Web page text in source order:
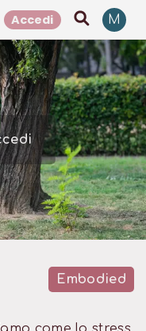
Accedi M
Embodied